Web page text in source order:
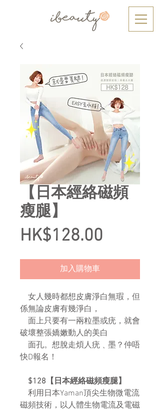
【日本經絡磁頻
瘦腿】
HK$128.00
加入購物車
女人幾時都想皮膚淨白無瑕，但
係無論皮膚有幾淨白，
面上只要有一兩粒墨或疣，就會
破壞整張嬌嫩動人的美白
面孔。想脫走煩人疣﹑墨？仲唔
快D報名！
$128【日本經絡磁頻瘦腿】
利用日本Yaman頂尖生物微電流
磁頻技術，以人體生物電流及電磁